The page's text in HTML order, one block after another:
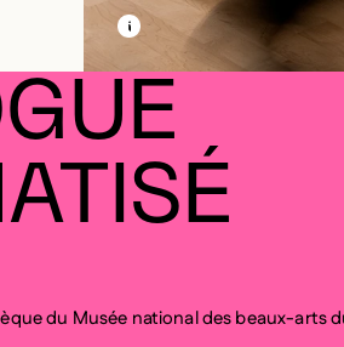
EN SAVOIR PLUS SUR
OUVRIR LA MODALE
du Musée national des beaux-arts